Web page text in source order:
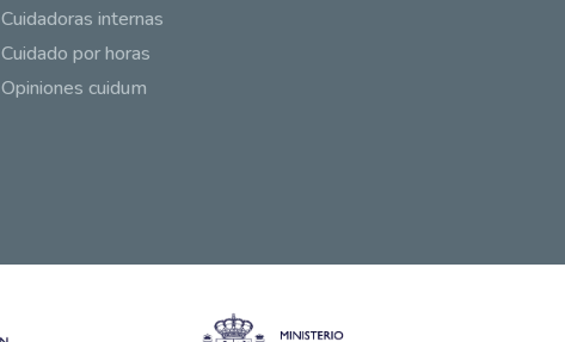
Cuidadoras internas
Cuidado por horas
Opiniones cuidum